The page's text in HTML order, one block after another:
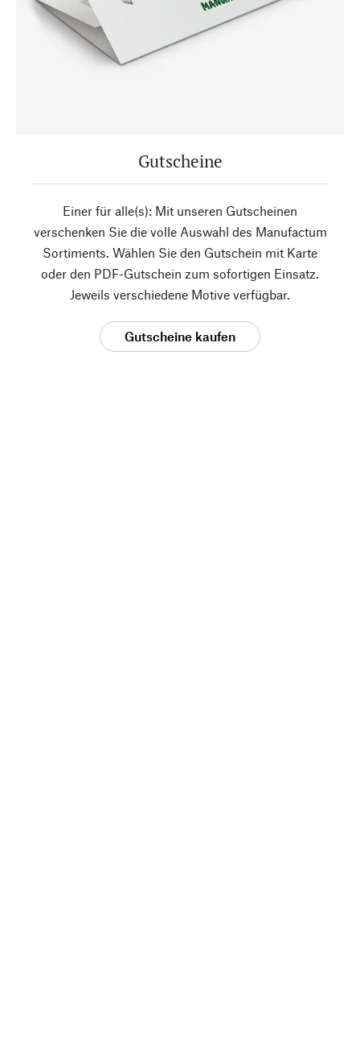
Gutscheine
Einer für alle(s): Mit unseren Gutscheinen
verschenken Sie die volle Auswahl des Manufactum
Sortiments. Wählen Sie den Gutschein mit Karte
oder den PDF-Gutschein zum sofortigen Einsatz.
Jeweils verschiedene Motive verfügbar.
Gutscheine kaufen